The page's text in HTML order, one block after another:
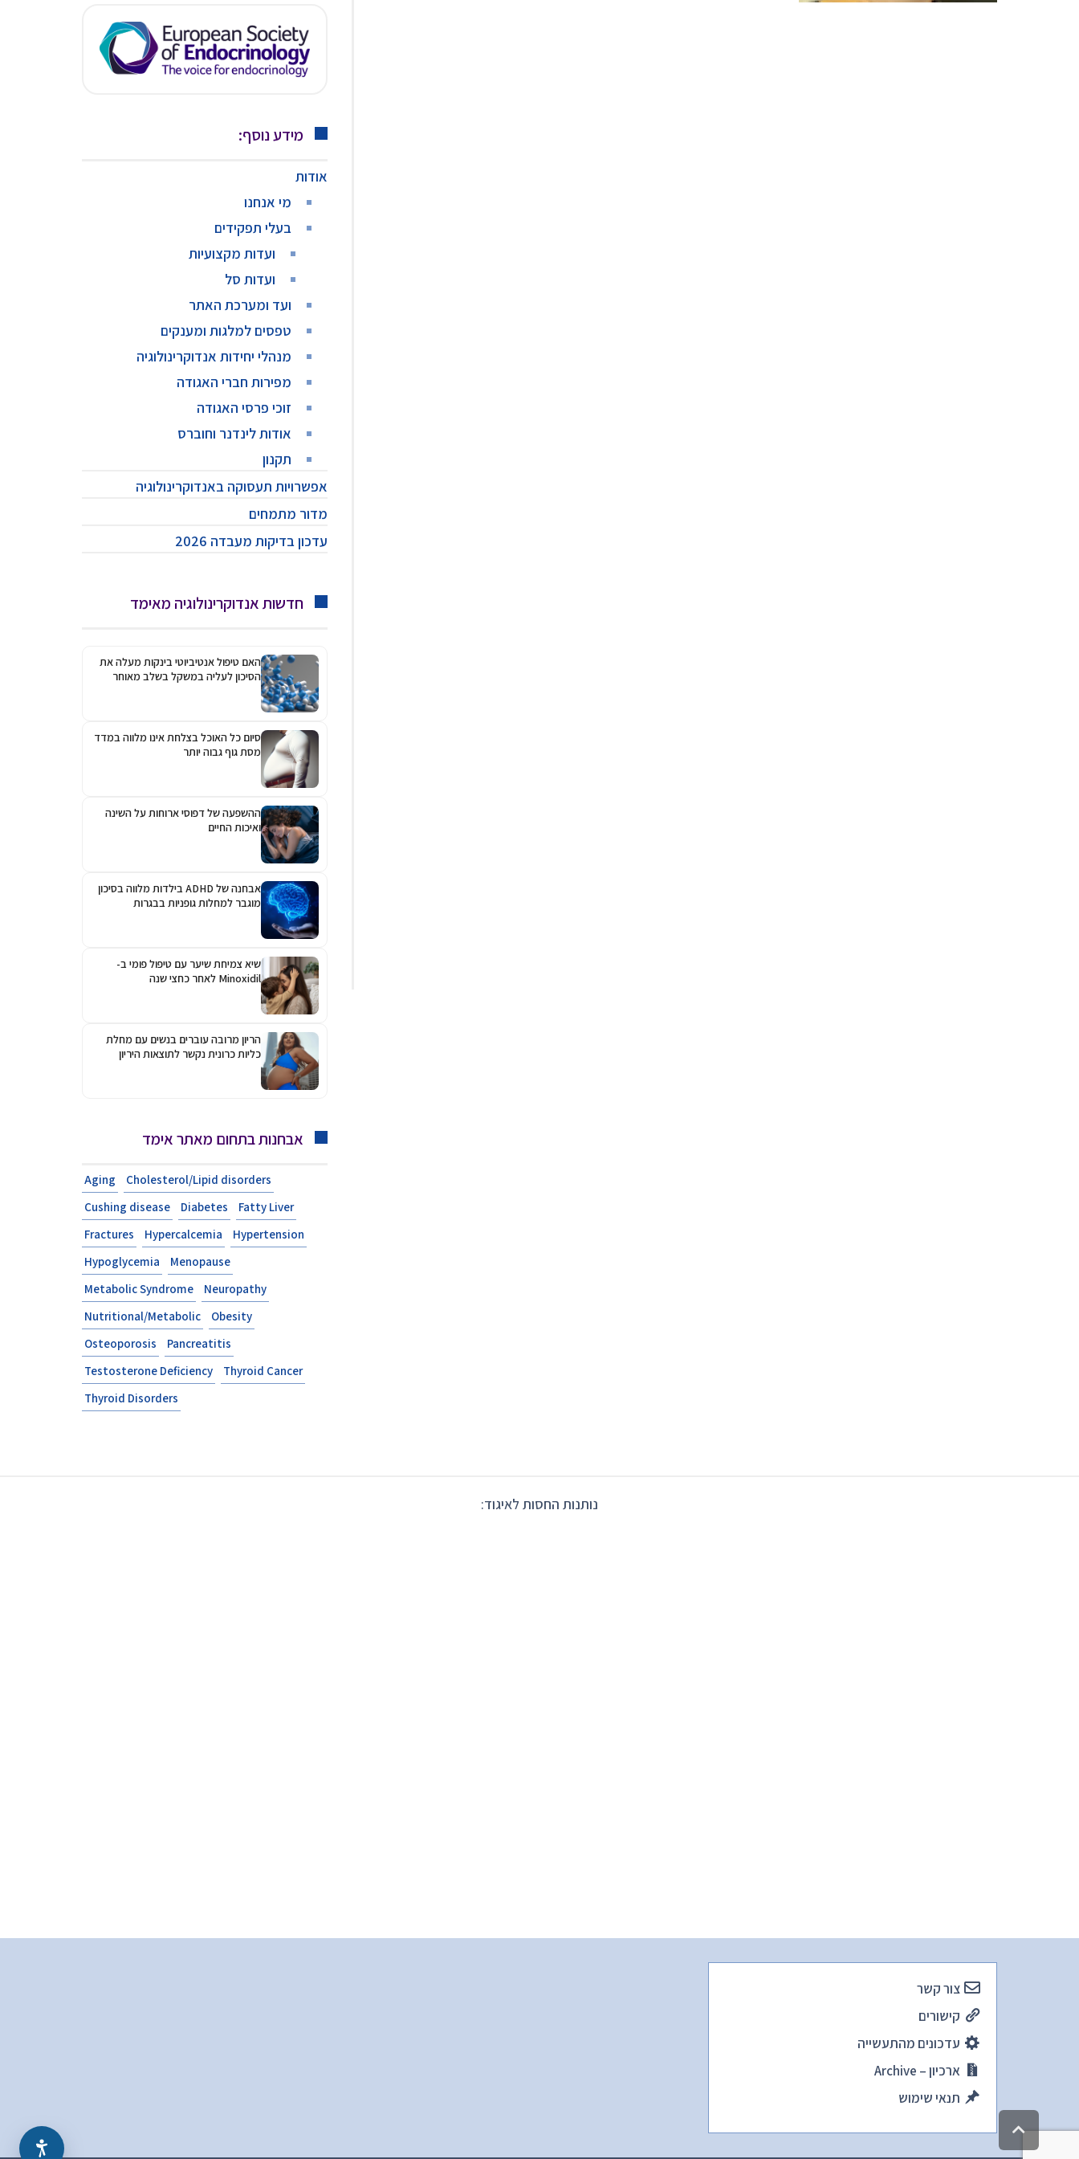
מידע נוסף:
אודות
מי אנחנו
בעלי תפקידים
ועדות מקצועיות
ועדות סל
ועד ומערכת האתר
טפסים למלגות ומענקים
מנהלי יחידות אנדוקרינולוגיה
מפירות חברי האגודה
זוכי פרסי האגודה
אודות לינדנר וחוברס
תקנון
אפשרויות תעסוקה באנדוקרינולוגיה
מדור מתמחים
עדכון בדיקות מעבדה 2026
חדשות אנדוקרינולוגיה מאימד
האם טיפול אנטיביוטי בינקות מעלה את
הסיכון לעליה במשקל בשלב מאוחר
סיום כל האוכל בצלחת אינו מלווה במדד
מסת גוף גבוה יותר
ההשפעה של דפוסי ארוחות על השינה
ואיכות החיים
אבחנה של ADHD בילדות מלווה בסיכון
מוגבר למחלות גופניות בבגרות
שיא צמיחת שיער עם טיפול פומי ב-
Minoxidil לאחר כחצי שנה
הריון מרובה עוברים בנשים עם מחלת
כליות כרונית נקשר לתוצאות היריון
אבחנות בתחום מאתר אימד
Aging
Cholesterol/Lipid disorders
Cushing disease
Diabetes
Fatty Liver
Fractures
Hypercalcemia
Hypertension
Hypoglycemia
Menopause
Metabolic Syndrome
Neuropathy
Nutritional/Metabolic
Obesity
Osteoporosis
Pancreatitis
Testosterone Deficiency
Thyroid Cancer
Thyroid Disorders
נותנות החסות לאיגוד:
צור קשר
קישורים
עדכונים מהתעשייה
ארכיון – Archive
תנאי שימוש
גלילה
לראש